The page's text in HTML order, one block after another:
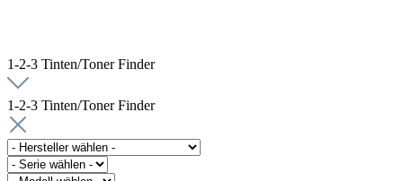
1-2-3 Tinten/Toner Finder
1-2-3 Tinten/Toner Finder